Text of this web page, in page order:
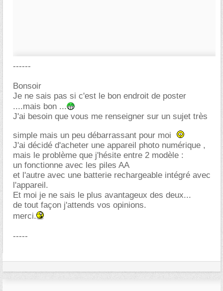
------
Bonsoir
Je ne sais pas si c'est le bon endroit de poster
....mais bon ...
J'ai besoin que vous me renseigner sur un sujet très
simple mais un peu débarrassant pour moi
J'ai décidé d'acheter une appareil photo numérique ,
mais le problème que j'hésite entre 2 modèle :
un fonctionne avec les piles AA
et l'autre avec une batterie rechargeable intégré avec
l'appareil.
Et moi je ne sais le plus avantageux des deux...
de tout façon j'attends vos opinions.
merci.
-----